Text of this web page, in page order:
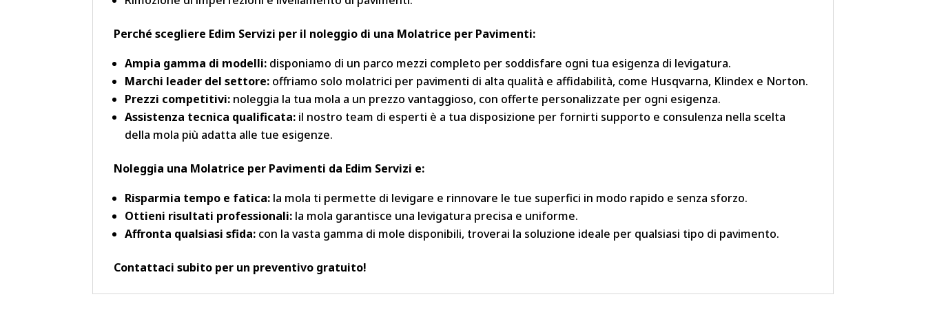
Perché scegliere Edim Servizi per il noleggio di una Molatrice per Pavimenti:
Ampia gamma di modelli: disponiamo di un parco mezzi completo per soddisfare ogni tua esigenza di levigatura.
Marchi leader del settore: offriamo solo molatrici per pavimenti di alta qualità e affidabilità, come Husqvarna, Klindex e Norton.
Prezzi competitivi: noleggia la tua mola a un prezzo vantaggioso, con offerte personalizzate per ogni esigenza.
Assistenza tecnica qualificata: il nostro team di esperti è a tua disposizione per fornirti supporto e consulenza nella scelta
della mola più adatta alle tue esigenze.
Noleggia una Molatrice per Pavimenti da Edim Servizi e:
Risparmia tempo e fatica: la mola ti permette di levigare e rinnovare le tue superfici in modo rapido e senza sforzo.
Ottieni risultati professionali: la mola garantisce una levigatura precisa e uniforme.
Affronta qualsiasi sfida: con la vasta gamma di mole disponibili, troverai la soluzione ideale per qualsiasi tipo di pavimento.
Contattaci subito per un preventivo gratuito!